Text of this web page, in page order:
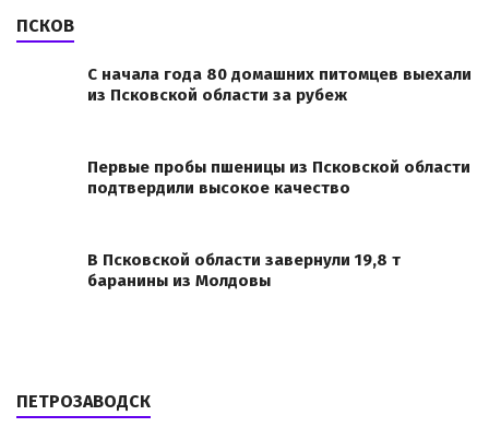
ПСКОВ
С начала года 80 домашних питомцев выехали
из Псковской области за рубеж
Первые пробы пшеницы из Псковской области
подтвердили высокое качество
В Псковской области завернули 19,8 т
баранины из Молдовы
ПЕТРОЗАВОДСК